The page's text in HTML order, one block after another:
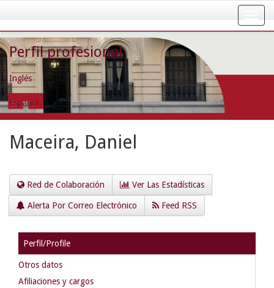
navigation
Perfil profesional
Inglés
Español
Maceira, Daniel
Red de Colaboración Ver Las Estadísticas
Alerta Por Correo Electrónico Feed RSS
Perfil/Profile
Otros datos
Afiliaciones y cargos